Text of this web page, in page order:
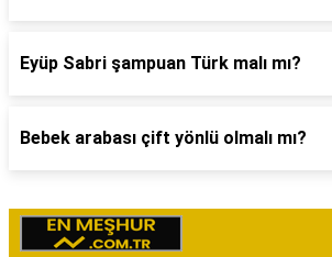
Eyüp Sabri şampuan Türk malı mı?
Bebek arabası çift yönlü olmalı mı?